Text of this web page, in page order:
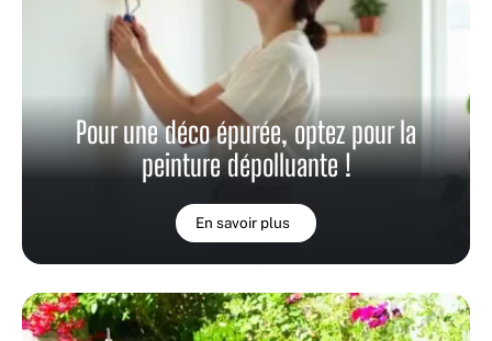
Pour une déco épurée, optez pour la
peinture dépolluante !
En savoir plus